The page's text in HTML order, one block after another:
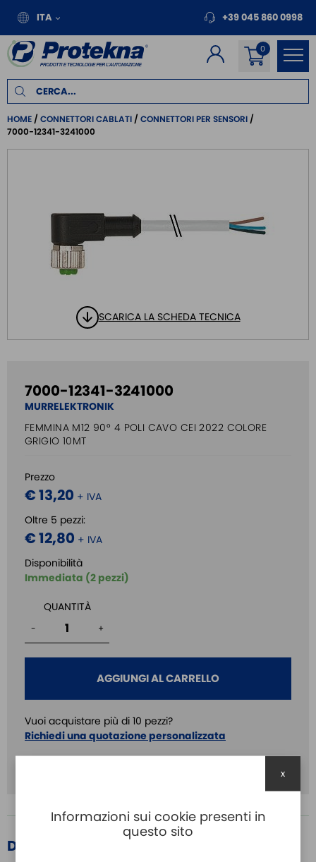
ITA +39 045 860 0998
HOME CONNETTORI CABLATI
CONNETTORI PER SENSORI
7000-12341-3241000
SCARICA LA SCHEDA TECNICA
7000-12341-3241000
MURRELEKTRONIK
FEMMINA M12 90° 4 POLI CAVO CEI 2022 COLORE
GRIGIO 10MT
Prezzo
€ 13,20 + IVA
Oltre 5 pezzi:
€ 12,80 + IVA
Disponibilità
Immediata (2 pezzi)
QUANTITÀ
- +
AGGIUNGI AL CARRELLO
Vuoi acquistare più di 10 pezzi?
Richiedi una quotazione personalizzata
DETTAGLI PRODOTTO
Informazioni sui cookie presenti in
questo sito
x